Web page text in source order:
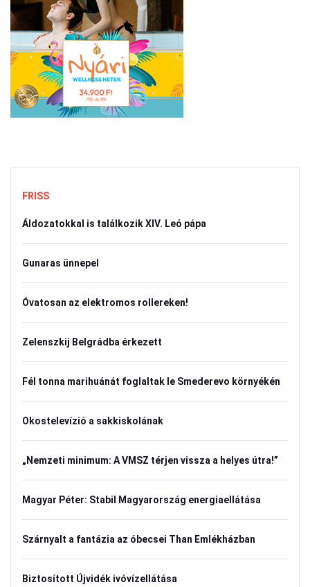
FRISS
Áldozatokkal is találkozik XIV. Leó pápa
Gunaras ünnepel
Óvatosan az elektromos rollereken!
Zelenszkij Belgrádba érkezett
Fél tonna marihuánát foglaltak le Smederevo környékén
Okostelevízió a sakkiskolának
„Nemzeti minimum: A VMSZ térjen vissza a helyes útra!”
Magyar Péter: Stabil Magyarország energiaellátása
Szárnyalt a fantázia az óbecsei Than Emlékházban
Biztosított Újvidék ivóvízellátása